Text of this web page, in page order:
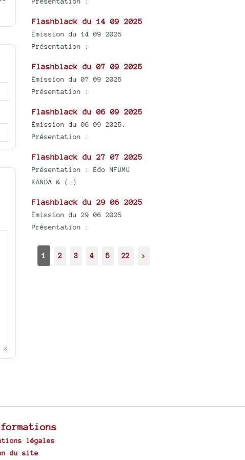
Flashblack du 14 09 2025
Émission du 14 09 2025
Présentation :
Flashblack du 07 09 2025
Émission du 07 09 2025
Présentation :
Flashblack du 06 09 2025
Émission du 06 09 2025.
Présentation :
Flashblack du 27 07 2025
Présentation : Edo MFUMU
KANDA & (…)
Flashblack du 29 06 2025
Émission du 29 06 2025
Présentation :
1 2 3 4 5 22 >
légales
du site